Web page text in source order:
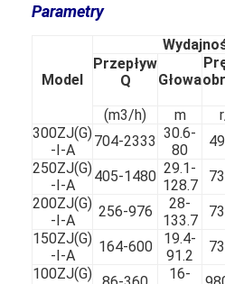
Kontrola jakości
Skontaktuj się z nami
Wszystkie przypadki
Blog
porozmawiaj teraz
Ecer
Parametry
Model
Przepływ
Q
Głowa
(m3/h) m
300ZJ(G)
-I-A
704-2333 30.6-
80
250ZJ(G)
-I-A
405-1480 29.1-
128.7
200ZJ(G)
-I-A
256-976
28-
133.7
150ZJ(G)
-I-A
164-600
19.4-
91.2
100ZJ(G)
16-